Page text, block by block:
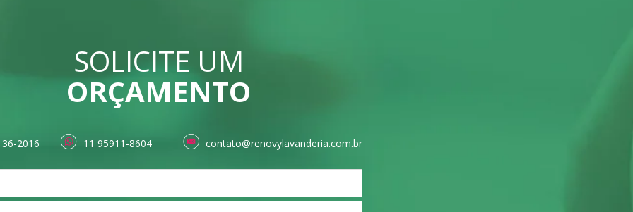
SOLICITE UM
ORÇAMENTO
2016 11 95911-8604 contato@renovylavanderia.com.br